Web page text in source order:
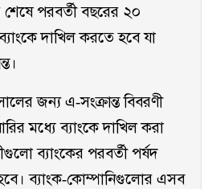
শেষে পরবর্তী বছরের ২০
ব্যাংকে দাখিল করতে হবে যা
জন্য এ-সংক্রান্ত বিবরণী
মধ্যে ব্যাংকে দাখিল করা
ব্যাংকের পরবর্তী পর্ষদ
ব্যাংক-কোম্পানিগুলোর এসব